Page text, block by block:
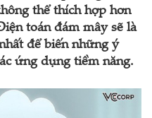
thể thích hợp hơn
toán đám mây sẽ là
để biến những ý
ứng dụng tiềm năng.